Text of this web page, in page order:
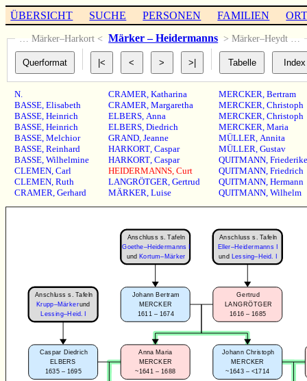
ÜBERSICHT SUCHE PERSONEN FAMILIEN
… Märker–Harkort < Märker – Heidermanns > Märker–Heydt …
N.
BASSE,Elisabeth
BASSE,Heinrich
BASSE,Heinrich
BASSE,Melchior
BASSE,Reinhard
BASSE,Wilhelmine
CLEMEN,Carl
CLEMEN,Ruth
CRAMER,Gerhard
CRAMER, Katharina
CRAMER, Margaretha
ELBERS, Anna
ELBERS, Diedrich
GRAND, Jeanne
HARKORT, Caspar
HARKORT, Caspar
HEIDERMANNS, Curt
LANGRÖTGER, Gertrud
MÄRKER, Luise
MERCKER, Bertram
MERCKER, Christoph
MERCKER, Christoph
MERCKER, Maria
MÜLLER, Annita
MÜLLER, Gustav
QUITMANN, Friederike
QUITMANN, Friedrich
QUITMANN, Hermann
QUITMANN, Wilhelm
Johann Christoph
MERCKER
~1643 – <1714
Johann Bertram
MERCKER
1611 – 1674
Gertrud
LANGRÖTGER
1616 – 1685
Anna Maria
MERCKER
~1641 – 1688
Caspar Diedrich
ELBERS
1635 – 1695
Anschluss s. Tafeln
Krupp–Märkerund
Lessing–Heid. I
Anschluss s. Tafeln
Goethe–Heidermanns I
und Kortum–Märker
Anschluss s. Tafeln
Eller–Heidermanns I
und Lessing–Heid. I